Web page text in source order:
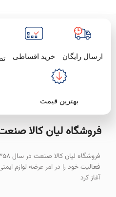
ارسال رایگان خرید اقساطی
بهترین قیمت
فروشگاه لیان‌ کالا
فعالیت خود را در امر عرضه لوازم
آغاز کرد